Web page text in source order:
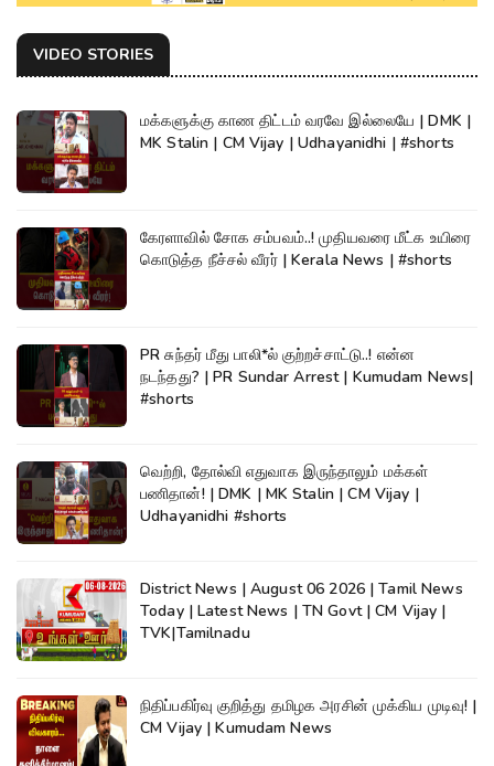
VIDEO STORIES
மக்களுக்கு காண திட்டம் வரவே இல்லையே | DMK |
MK Stalin | CM Vijay | Udhayanidhi | #shorts
கேரளாவில் சோக சம்பவம்..! முதியவரை மீட்க உயிரை
கொடுத்த நீச்சல் வீரர் | Kerala News | #shorts
PR சுந்தர் மீது பாலி*ல் குற்றச்சாட்டு..! என்ன
நடந்தது? | PR Sundar Arrest | Kumudam News|
#shorts
வெற்றி, தோல்வி எதுவாக இருந்தாலும் மக்கள்
பணிதான்! | DMK | MK Stalin | CM Vijay |
Udhayanidhi #shorts
District News | August 06 2026 | Tamil News
Today | Latest News | TN Govt | CM Vijay |
TVK|Tamilnadu
நிதிப்பகிர்வு குறித்து தமிழக அரசின் முக்கிய முடிவு! |
CM Vijay | Kumudam News